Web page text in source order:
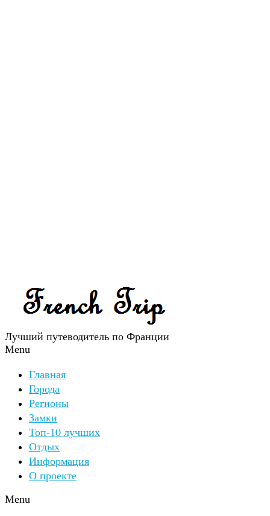
Лучший путеводитель по Франции
Menu
Главная
Города
Регионы
Замки
Топ-10 лучших
Отдых
Информация
О проекте
Menu